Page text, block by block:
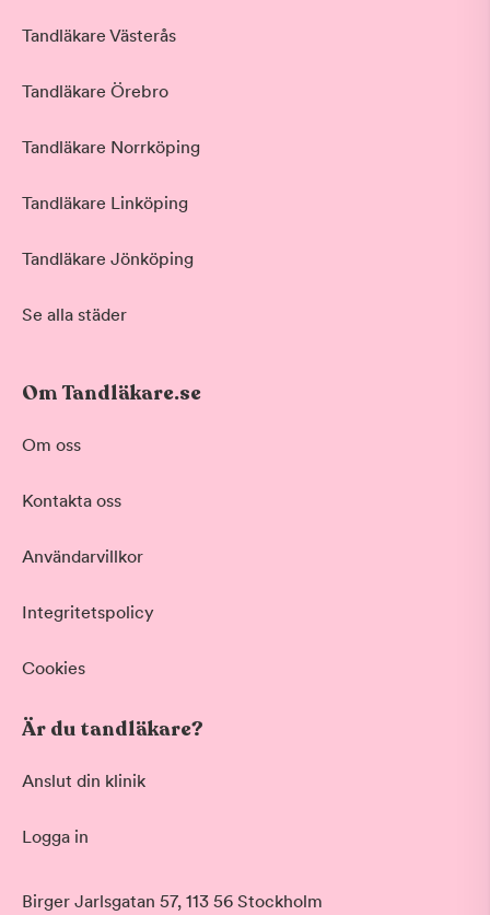
Vid värk, olyckor och akuta besvär
Grundlig kontroll av tänder och tandkött
Professionell rengöring och puts
Datum
Tid på dagen
Morgon
Tandläkare Västerås
Tandläkare Örebro
Tandläkare Norrköping
Tandläkare Linköping
Tandläkare Jönköping
Se alla städer
Om Tandläkare.se
Om oss
Kontakta oss
Användarvillkor
Integritetspolicy
Cookies
Är du tandläkare?
Anslut din klinik
Logga in
Birger Jarlsgatan 57, 113 56 Stockholm